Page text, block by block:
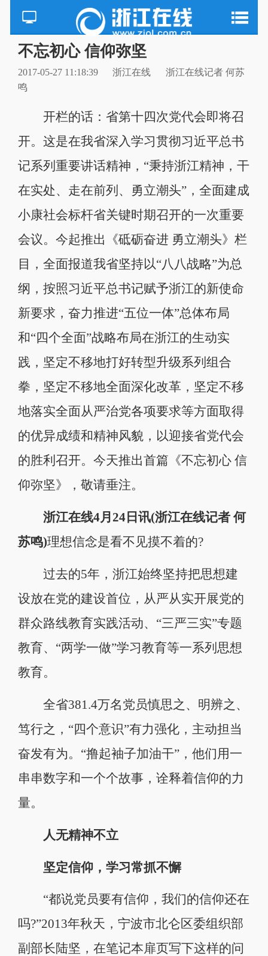
不忘初心 信仰弥坚
2017-05-27 11:18:39 浙江在线
浙江在线记者 何苏
鸣
开栏的话：省第十四次党代会即将召
开。这是在我省深入学习贯彻习近平总书
记系列重要讲话精神，“秉持浙江精神，干
在实处、走在前列、勇立潮头”，全面建成
小康社会标杆省关键时期召开的一次重要
会议。今起推出《砥砺奋进 勇立潮头》栏
目，全面报道我省坚持以“八八战略”为总
纲，按照习近平总书记赋予浙江的新使命
新要求，奋力推进“五位一体”总体布局
和“四个全面”战略布局在浙江的生动实
践，坚定不移地打好转型升级系列组合
拳，坚定不移地全面深化改革，坚定不移
地落实全面从严治党各项要求等方面取得
的优异成绩和精神风貌，以迎接省党代会
的胜利召开。今天推出首篇《不忘初心 信
仰弥坚》，敬请垂注。
浙江在线4月24日讯(浙江在线记者 何
苏鸣)理想信念是看不见摸不着的?
过去的5年，浙江始终坚持把思想建
设放在党的建设首位，从严从实开展党的
群众路线教育实践活动、“三严三实”专题
教育、“两学一做”学习教育等一系列思想
教育。
全省381.4万名党员慎思之、明辨之、
笃行之，“四个意识”有力强化，主动担当
奋发有为。“撸起袖子加油干”，他们用一
串串数字和一个个故事，诠释着信仰的力
量。
人无精神不立
坚定信仰，学习常抓不懈
“都说党员要有信仰，我们的信仰还在
吗?”2013年秋天，宁波市北仑区委组织部
副部长陆坚，在笔记本扉页写下这样的问